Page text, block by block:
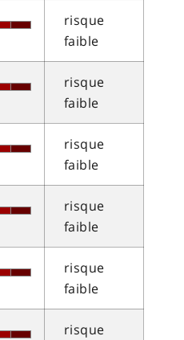
risque
faible
risque
faible
risque
faible
risque
faible
risque
faible
risque